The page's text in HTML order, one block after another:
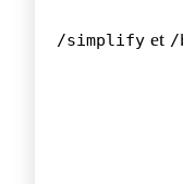
/simplify et /